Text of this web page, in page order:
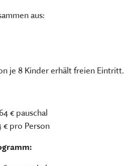
aus:
je 8 Kinder erhält freien Eintritt.
€ pauschal
€ pro Person